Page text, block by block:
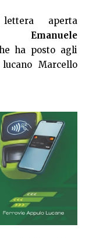
aperta
Emanuele
ha posto agli
Marcello